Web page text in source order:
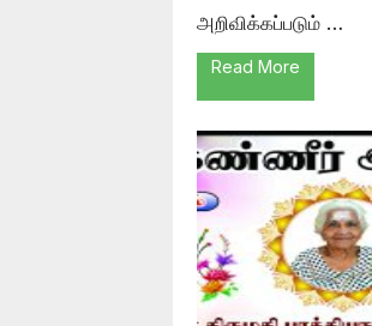
அறிவிக்கப்படும் …
Read More